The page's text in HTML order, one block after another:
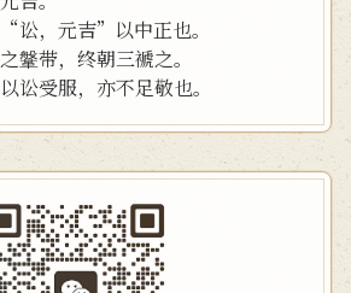
，元吉”以中正也。
带，终朝三褫之。
受服，亦不足敬也。